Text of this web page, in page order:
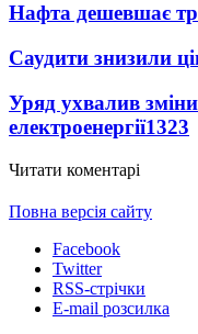
Нафта дешевшає
Саудити знизили
Уряд ухвалив
електроенергії1323
Читати коментарі
Повна версія сайту
Facebook
Twitter
RSS-стрічки
E-mail розсилка